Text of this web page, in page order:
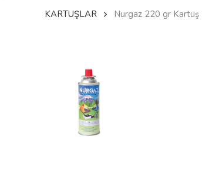
KARTUŞLAR
Nurgaz 220 gr Kartuş